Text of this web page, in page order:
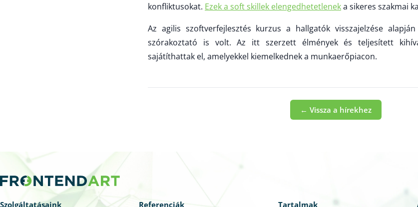
konfliktusokat. Ezek a soft skillek elengedhetetleneka sikeres szakmai
Az agilis szoftverfejlesztés kurzus a hallgatók visszajelzése
szórakoztató is volt. Az itt szerzett élmények és teljesített
sajátíthattak el, amelyekkel kiemelkednek a munkaerőpiacon.
← Vissza a hírekhez
Szolgáltatásaink Referenciák Tartalmak